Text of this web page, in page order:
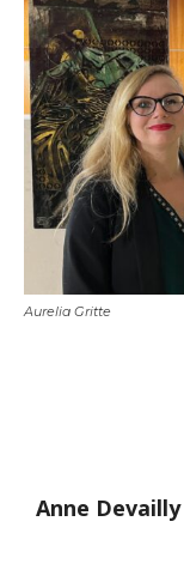
Aurelia Gritte
Anne Devailly